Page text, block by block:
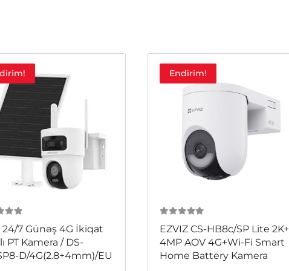
24/7 Günəş 4G İkiqat
PT Kamera / DS-
D/4G(2.8+4mm)/EU
Endirim!
EZVIZ CS-HB8c/SP Lite 2K+
4MP AOV 4G+Wi-Fi Smart
Home Battery Kamera